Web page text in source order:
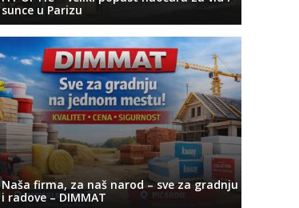
sunce u Parizu
Naša firma, za naš narod – sve za gradnju
i radove – DIMMAT